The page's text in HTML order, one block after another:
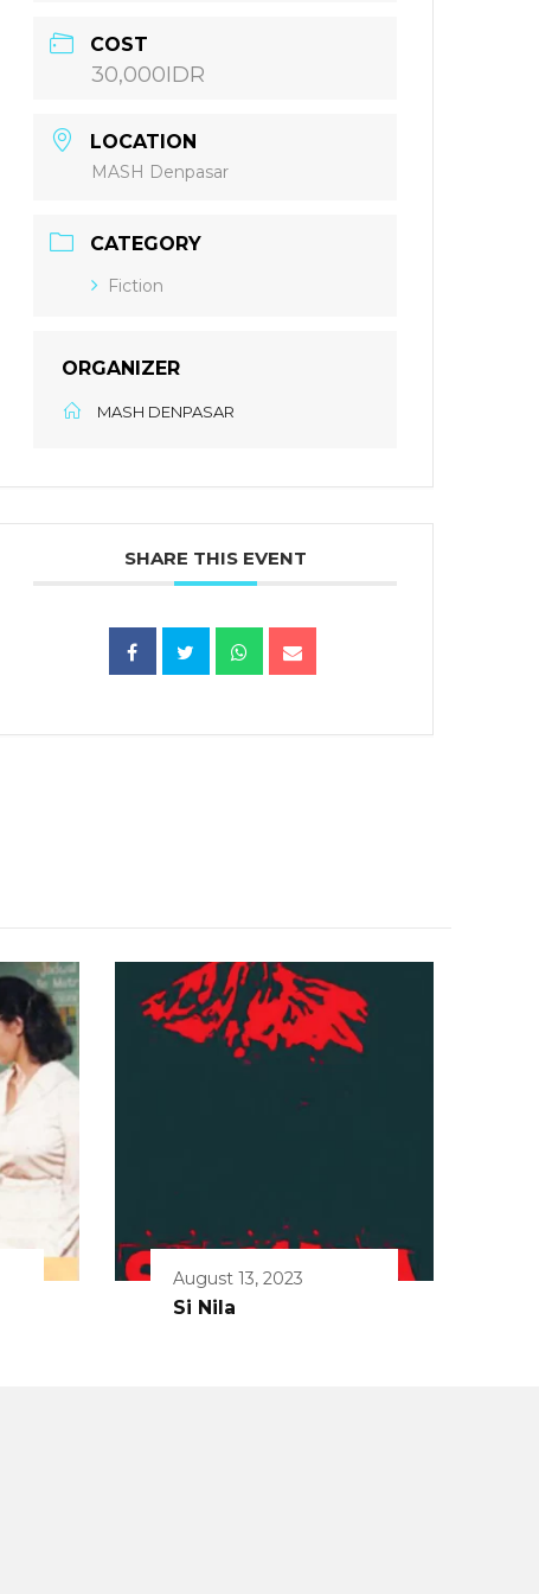
COST
30,000IDR
LOCATION
MASH Denpasar
CATEGORY
Fiction
ORGANIZER
MASH DENPASAR
SHARE THIS EVENT
August 13, 2023
Si Nila